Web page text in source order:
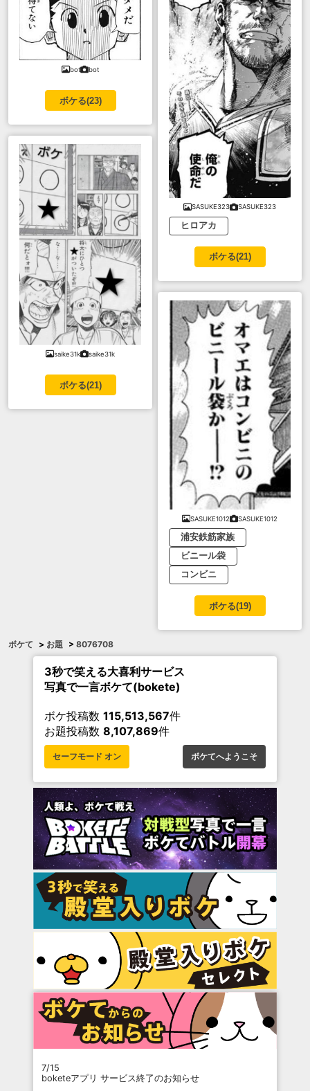
bot bot
ボケる(23)
saike31k saike31k
ボケる(21)
SASUKE323 SASUKE323
ヒロアカ
ボケる(21)
SASUKE1012 SASUKE1012
浦安鉄筋家族
ビニール袋
コンビニ
ボケる(19)
ボケて > お題 > 8076708
3秒で笑える大喜利サービス
写真で一言ボケて(bokete)
ボケ投稿数 115,513,567件
お題投稿数 8,107,869件
セーフモード オン ボケてへようこそ
7/15
boketeアプリ サービス終了のお知らせ